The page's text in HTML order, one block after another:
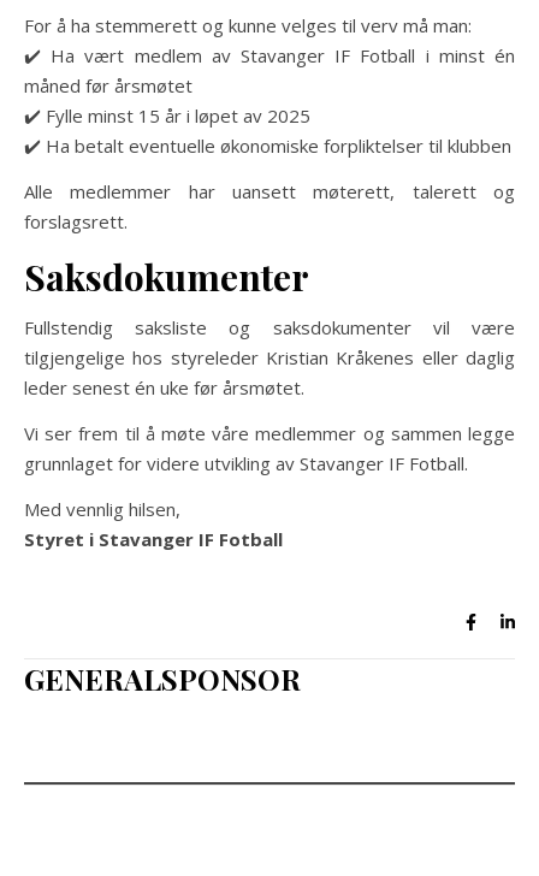
For å ha stemmerett og kunne velges til verv må man:
✔️ Ha vært medlem av Stavanger IF Fotball i minst én
måned før årsmøtet
✔️ Fylle minst 15 år i løpet av 2025
✔️ Ha betalt eventuelle økonomiske forpliktelser til klubben
Alle medlemmer har uansett møterett, talerett og
forslagsrett.
Saksdokumenter
Fullstendig saksliste og saksdokumenter vil være
tilgjengelige hos styreleder Kristian Kråkenes eller daglig
leder senest én uke før årsmøtet.
Vi ser frem til å møte våre medlemmer og sammen legge
grunnlaget for videre utvikling av Stavanger IF Fotball.
Med vennlig hilsen,
Styret i Stavanger IF Fotball
GENERALSPONSOR